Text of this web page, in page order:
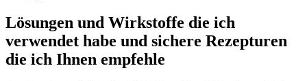
Lösungen und Wirkstoffe die​ ich
verwendet habe und sichere ‌Rezepturen⁢
die ich Ihnen empfehle